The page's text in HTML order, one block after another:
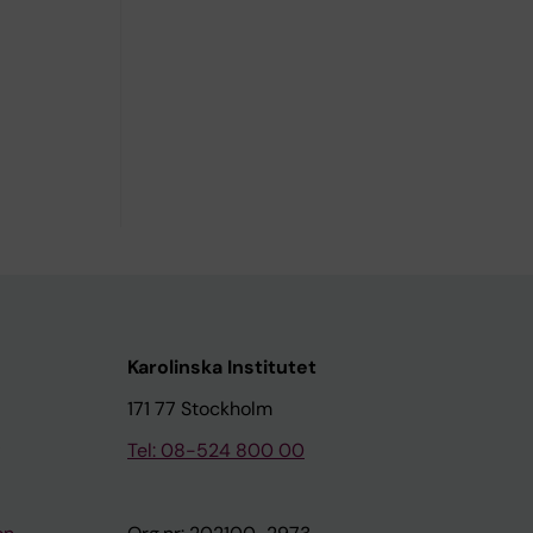
Karolinska Institutet
171 77 Stockholm
Tel: 08-524 800 00